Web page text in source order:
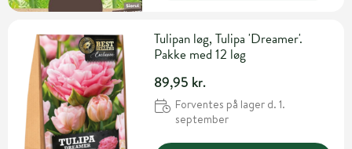
Tulipan løg, Tulipa 'Dreamer'.
Pakke med 12 løg
89,95 kr.
Forventes på lager d. 1.
september